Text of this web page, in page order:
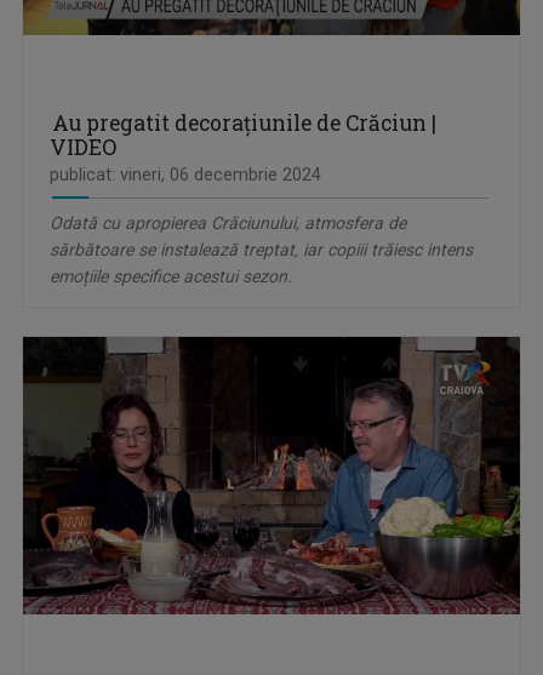
Au pregatit decorațiunile de Crăciun |
VIDEO
publicat: vineri, 06 decembrie 2024
Odată cu apropierea Crăciunului, atmosfera de
sărbătoare se instalează treptat, iar copiii trăiesc intens
emoțiile specifice acestui sezon.